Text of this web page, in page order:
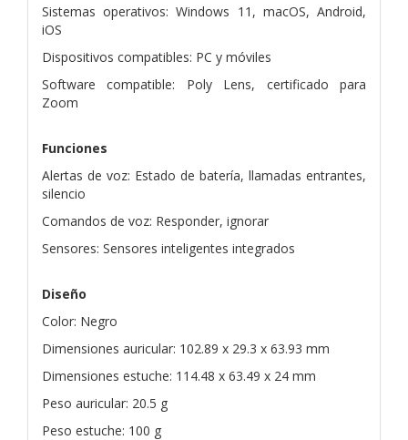
Sistemas operativos: Windows 11, macOS, Android,
iOS
Dispositivos compatibles: PC y móviles
Software compatible: Poly Lens, certificado para
Zoom
Funciones
Alertas de voz: Estado de batería, llamadas entrantes,
silencio
Comandos de voz: Responder, ignorar
Sensores: Sensores inteligentes integrados
Diseño
Color: Negro
Dimensiones auricular: 102.89 x 29.3 x 63.93 mm
Dimensiones estuche: 114.48 x 63.49 x 24 mm
Peso auricular: 20.5 g
Peso estuche: 100 g